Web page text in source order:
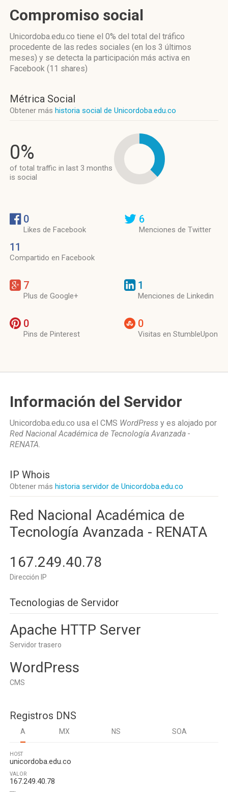
Compromiso social
Unicordoba.edu.co tiene el 0% del total del tráfico
procedente de las redes sociales (en los 3 últimos
meses) y se detecta la participación más activa en
Facebook (11 shares)
Métrica Social
Obtener más historia social de Unicordoba.edu.co
0%
of total traffic in last 3 months
is social
0
Likes de Facebook
11
Compartido en Facebook
6
Menciones de Twitter
7
Plus de Google+
1
Menciones de Linkedin
0
Pins de Pinterest
0
Visitas en StumbleUpon
Información del Servidor
Unicordoba.edu.co usa el CMS WordPress y es alojado por
Red Nacional Académica de Tecnología Avanzada -
RENATA.
IP Whois
Obtener más historia servidor de Unicordoba.edu.co
Red Nacional Académica de
Tecnología Avanzada - RENATA
167.249.40.78
Dirección IP
Tecnologias de Servidor
Apache HTTP Server
Servidor trasero
WordPress
CMS
Registros DNS
A MX NS SOA
HOST
unicordoba.edu.co
VALOR
167.249.40.78